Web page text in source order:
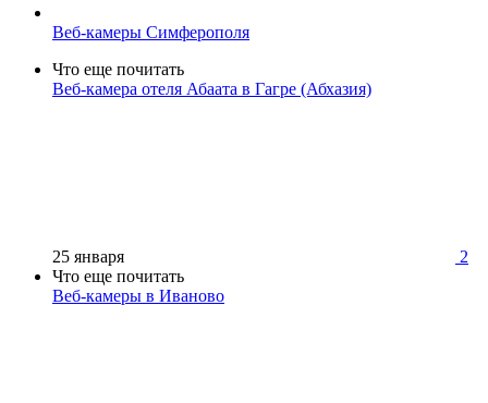
Веб-камеры Симферополя
Что еще почитать
Веб-камера отеля Абаата в Гагре (Абхазия)
25 января
2
Что еще почитать
Веб-камеры в Иваново